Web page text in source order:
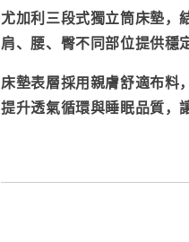
尤加利三段式獨立筒床墊，
肩、腰、臀不同部位提供穩
床墊表層採用親膚舒適布料
提升透氣循環與睡眠品質，